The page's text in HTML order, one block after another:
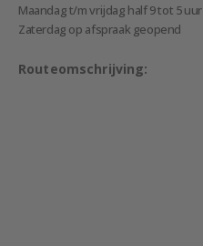
Maandag t/m vrijdag half 9 tot 5 uur
Zaterdag op afspraak geopend
Routeomschrijving: